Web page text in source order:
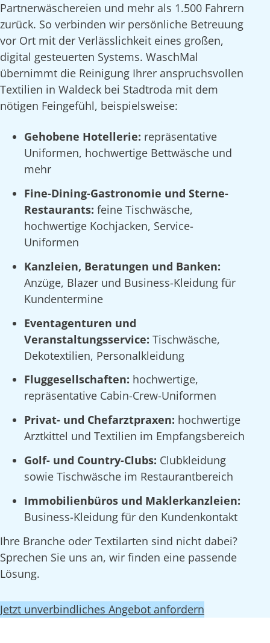
Partnerwäschereien und mehr als 1.500 Fahrern
zurück. So verbinden wir persönliche Betreuung
vor Ort mit der Verlässlichkeit eines großen,
digital gesteuerten Systems. WaschMal
übernimmt die Reinigung Ihrer anspruchsvollen
Textilien in Waldeck bei Stadtroda mit dem
nötigen Feingefühl, beispielsweise:
Gehobene Hotellerie: repräsentative
Uniformen, hochwertige Bettwäsche und
mehr
Fine-Dining-Gastronomie und Sterne-
Restaurants: feine Tischwäsche,
hochwertige Kochjacken, Service-
Uniformen
Kanzleien, Beratungen und Banken:
Anzüge, Blazer und Business-Kleidung für
Kundentermine
Eventagenturen und
Veranstaltungsservice: Tischwäsche,
Dekotextilien, Personalkleidung
Fluggesellschaften: hochwertige,
repräsentative Cabin-Crew-Uniformen
Privat- und Chefarztpraxen: hochwertige
Arztkittel und Textilien im Empfangsbereich
Golf- und Country-Clubs: Clubkleidung
sowie Tischwäsche im Restaurantbereich
Immobilienbüros und Maklerkanzleien:
Business-Kleidung für den Kundenkontakt
Ihre Branche oder Textilarten sind nicht dabei?
Sprechen Sie uns an, wir finden eine passende
Lösung.
Jetzt unverbindliches Angebot anfordern